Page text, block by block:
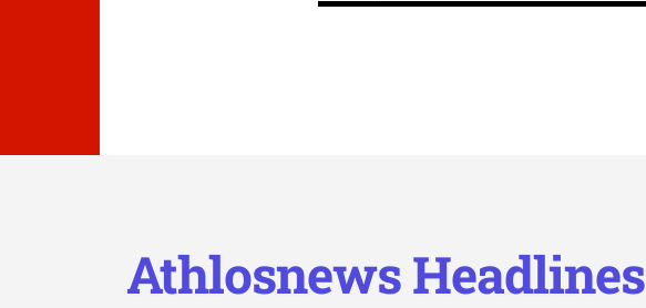
Athlosnews Headlines